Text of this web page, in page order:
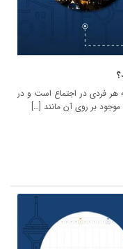
هر فردی در اجتماع است و در
موجود بر روی آن مانند […]